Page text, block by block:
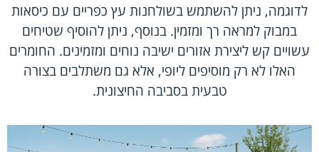
לדוגמה, ניתן להשתמש בשולחנות עץ כפריים עם כיסאות
במבוק למראה רך ומזמין. בנוסף, ניתן להוסיף שטיחים
עשויים קש ליצירת אזורים ישיבה נוחים ומזמינים. החומרים
האלו לא רק מוסיפים ליופי, אלא גם משתלבים בצורה
טבעית בסביבה החיצונית.